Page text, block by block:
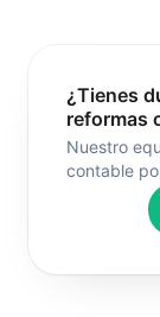
¿Tienes
reformas
Nuestro
contable